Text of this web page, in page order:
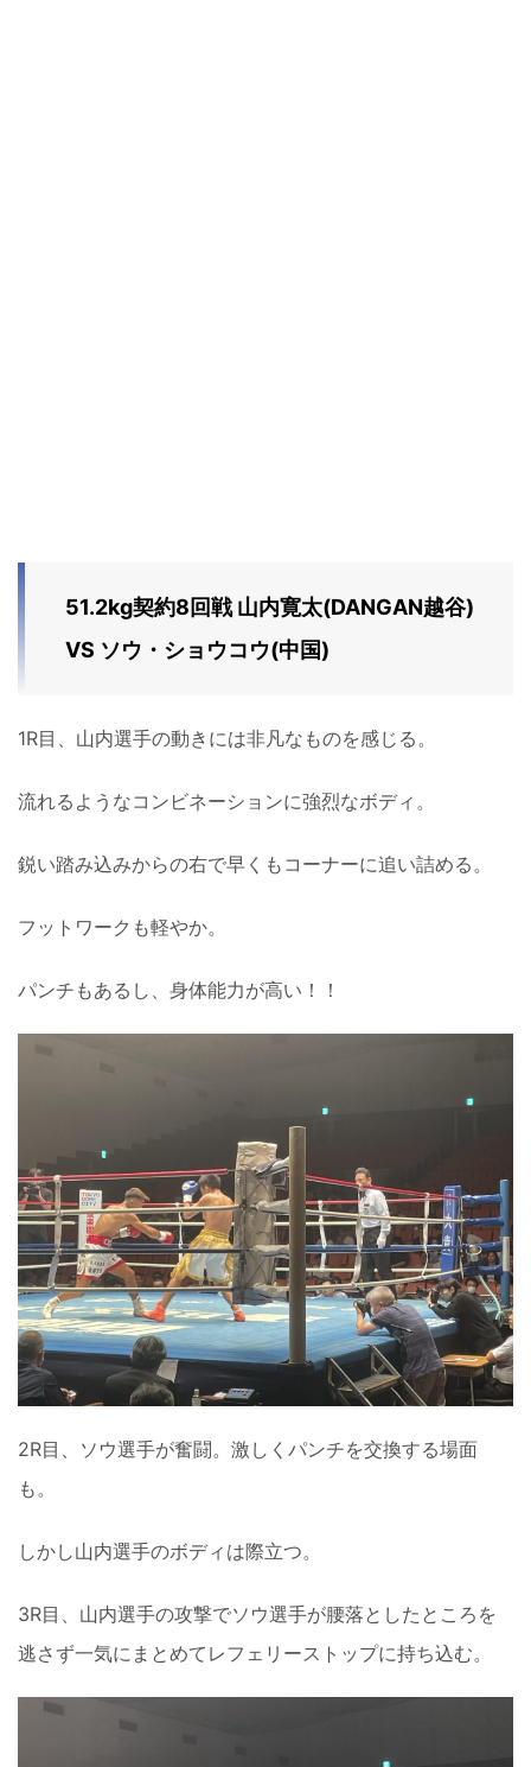
51.2kg契約8回戦 山内寛太(DANGAN越谷)
VS ソウ・ショウコウ(中国)
1R目、山内選手の動きには非凡なものを感じる。
流れるようなコンビネーションに強烈なボディ。
鋭い踏み込みからの右で早くもコーナーに追い詰める。
フットワークも軽やか。
パンチもあるし、身体能力が高い！！
2R目、ソウ選手が奮闘。激しくパンチを交換する場面
も。
しかし山内選手のボディは際立つ。
3R目、山内選手の攻撃でソウ選手が腰落としたところを
逃さず一気にまとめてレフェリーストップに持ち込む。